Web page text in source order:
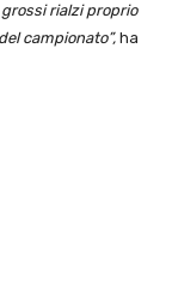
rialzi proprio
campionato”, ha